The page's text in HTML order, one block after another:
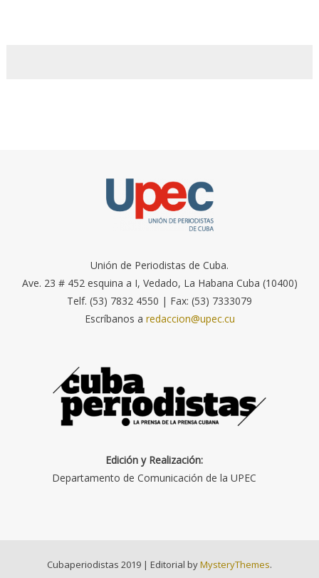
Unión de Periodistas de Cuba.
Ave. 23 # 452 esquina a I, Vedado, La Habana Cuba (10400)
Telf. (53) 7832 4550 | Fax: (53) 7333079
Escríbanos a redaccion@upec.cu
Edición y Realización:
Departamento de Comunicación de la UPEC
Cubaperiodistas 2019 | Editorial byMysteryThemes.